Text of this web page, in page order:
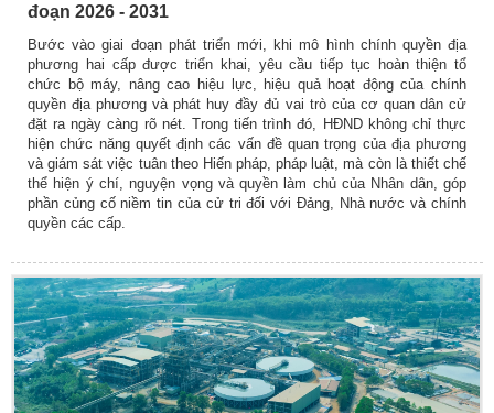
đoạn 2026 - 2031
Bước vào giai đoạn phát triển mới, khi mô hình chính quyền địa
phương hai cấp được triển khai, yêu cầu tiếp tục hoàn thiện tổ
chức bộ máy, nâng cao hiệu lực, hiệu quả hoạt động của chính
quyền địa phương và phát huy đầy đủ vai trò của cơ quan dân cử
đặt ra ngày càng rõ nét. Trong tiến trình đó, HĐND không chỉ thực
hiện chức năng quyết định các vấn đề quan trọng của địa phương
và giám sát việc tuân theo Hiến pháp, pháp luật, mà còn là thiết chế
thể hiện ý chí, nguyện vọng và quyền làm chủ của Nhân dân, góp
phần củng cố niềm tin của cử tri đối với Đảng, Nhà nước và chính
quyền các cấp.